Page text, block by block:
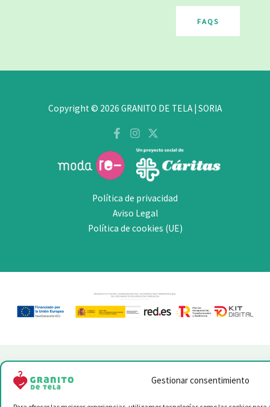
Gestionar consentimiento
FAQS
Copyright © 2026 GRANITO DE TELA | SORIA
Política de privacidad
Aviso Legal
Política de cookies (UE)